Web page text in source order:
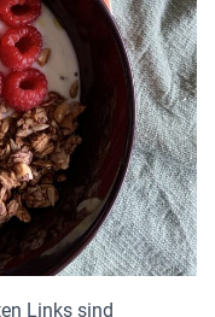
Links sind